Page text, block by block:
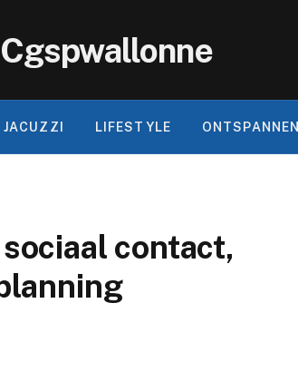
Cgspwallonne
JACUZZI LIFESTYLE ONTSPANNEN
contact,